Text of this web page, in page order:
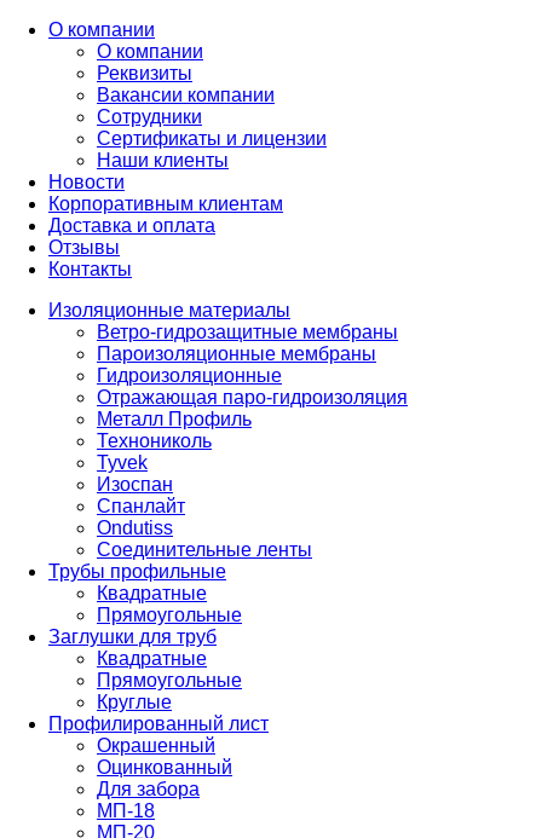
О компании
О компании
Реквизиты
Вакансии компании
Сотрудники
Сертификаты и лицензии
Наши клиенты
Новости
Корпоративным клиентам
Доставка и оплата
Отзывы
Контакты
Изоляционные материалы
Ветро-гидрозащитные мембраны
Пароизоляционные мембраны
Гидроизоляционные
Отражающая паро-гидроизоляция
Металл Профиль
Технониколь
Tyvek
Изоспан
Спанлайт
Ondutiss
Соединительные ленты
Трубы профильные
Квадратные
Прямоугольные
Заглушки для труб
Квадратные
Прямоугольные
Круглые
Профилированный лист
Окрашенный
Оцинкованный
Для забора
МП-18
МП-20